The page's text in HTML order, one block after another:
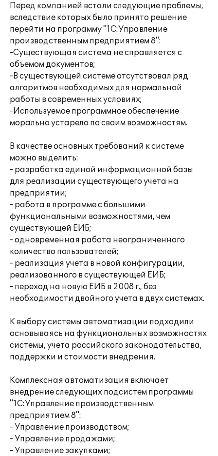
Перед компанией встали следующие проблемы,
вследствие которых было принято решение
перейти на программу "1С:Управление
производственным предприятием 8":
-Существующая система не справляется с
объемом документов;
-В существующей системе отсутствовал ряд
алгоритмов необходимых для нормальной
работы в современных условиях;
-Используемое программное обеспечение
морально устарело по своим возможностям.
В качестве основных требований к системе
можно выделить:
- разработка единой информационной базы
для реализации существующего учета на
предприятии;
- работа в программе с большими
функциональными возможностями, чем
существующей ЕИБ;
- одновременная работа неограниченного
количество пользователей;
- реализация учета в новой конфигурации,
реализованного в существующей ЕИБ;
- переход на новую ЕИБ в 2008 г., без
необходимости двойного учета в двух системах.
К выбору системы автоматизации подходили
основываясь на функциональных возможностях
системы, учета российского законодательства,
поддержки и стоимости внедрения.
Комплексная автоматизация включает
внедрение следующих подсистем программы
"1С:Управление производственным
предприятием 8":
- Управление производством;
- Управление продажами;
- Управление закупками;